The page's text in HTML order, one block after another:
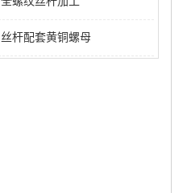
丝杆配套黄铜螺母